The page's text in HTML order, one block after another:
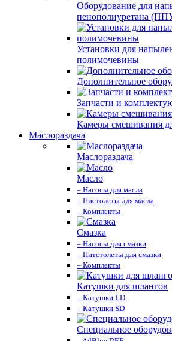
Оборудование для
пенополиуретана
Установки для
полимочевины
Дополнительное
Запчасти и
Камеры смешивания
Маслораздача
Маслораздача
Масло
– Насосы для масла
– Пистолеты для масла
– Комплекты
Смазка
– Насосы для смазки
– Питстолеты для смазки
– Комплекты
Катушки для шлангов
– Катушки LD
– Катушки SD
Специальное